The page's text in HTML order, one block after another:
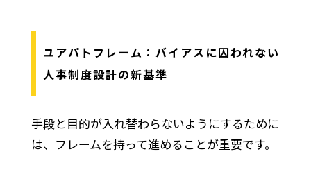
ユアパトフレーム：バイアスに囚われない
人事制度設計の新基準
手段と目的が入れ替わらないようにするために
は、フレームを持って進めることが重要です。